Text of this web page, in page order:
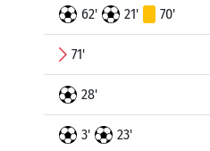
62' 21' 70'
71'
28'
3' 23'